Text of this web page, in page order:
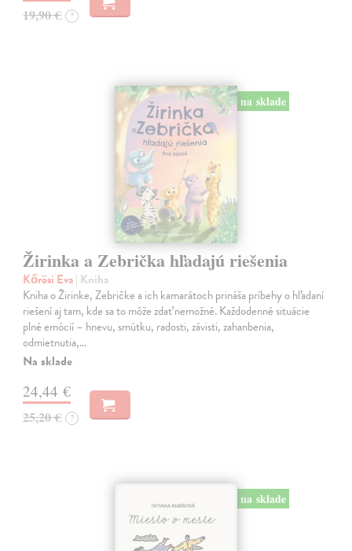
19,90 € ?
na sklade
Žirinka a Zebrička hľadajú riešenia
Kőrösi Eva| Kniha
Kniha o Žirinke, Zebričke a ich kamarátoch prináša príbehy o hľadaní
riešení aj tam, kde sa to môže zdať nemožné. Každodenné situácie
plné emócií – hnevu, smútku, radosti, závisti, zahanbenia,
odmietnutia,…
Na sklade
24,44 €
25,20 € ?
na sklade